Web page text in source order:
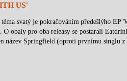
US'
svatý je pokračováním předešlýho EP
obaly pro oba releasy se postarali
název Springfield (oproti prvnímu singlu z